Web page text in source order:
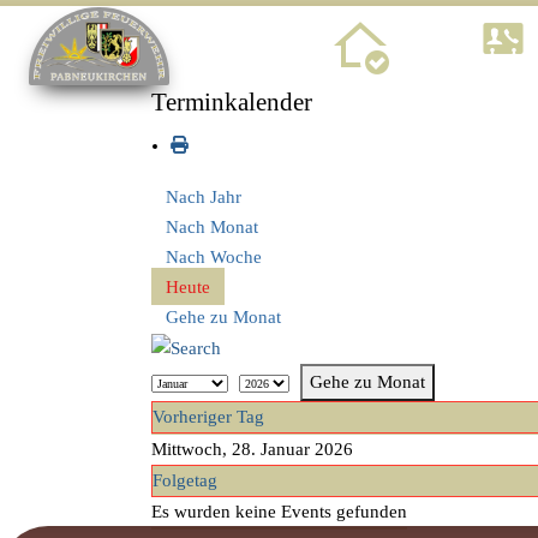
Terminkalender
Nach Jahr
Nach Monat
Nach Woche
Heute
Gehe zu Monat
Gehe zu Monat
Vorheriger Tag
Mittwoch, 28. Januar 2026
Folgetag
Es wurden keine Events gefunden